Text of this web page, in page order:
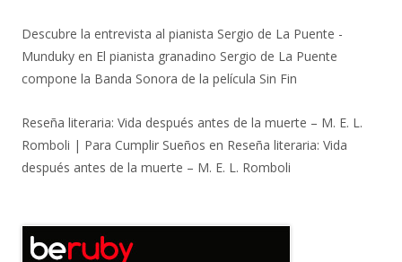
Descubre la entrevista al pianista Sergio de La Puente -
Munduky en El pianista granadino Sergio de La Puente
compone la Banda Sonora de la película Sin Fin
Reseña literaria: Vida después antes de la muerte – M. E. L.
Romboli | Para Cumplir Sueños en Reseña literaria: Vida
después antes de la muerte – M. E. L. Romboli